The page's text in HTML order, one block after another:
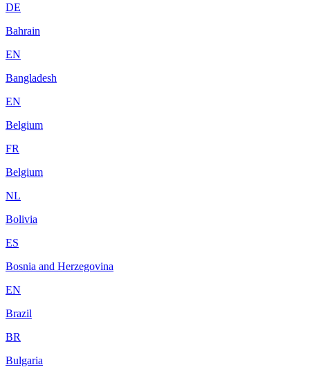
DE
Bahrain
EN
Bangladesh
EN
Belgium
FR
Belgium
NL
Bolivia
ES
Bosnia and Herzegovina
EN
Brazil
BR
Bulgaria